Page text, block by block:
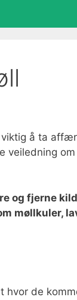
å ta
veiledning
og fjerne
møllkuler,
de